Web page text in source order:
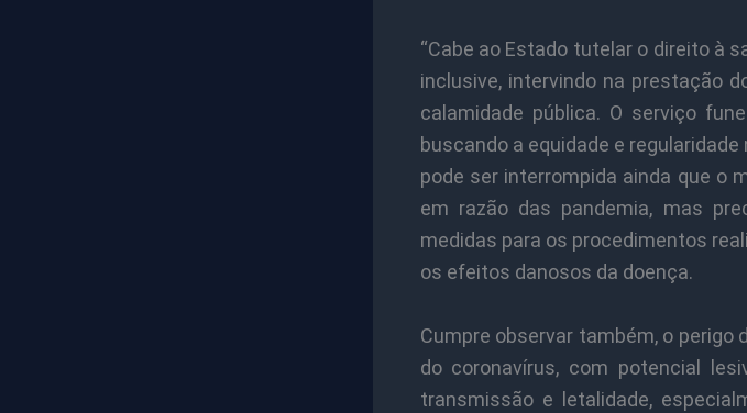
“Cabe ao Estado tutelar o direito à
inclusive, intervindo na prestação
calamidade pública. O serviço
buscando a equidade e
pode ser interrompida ainda que o
em razão das pandemia, mas
medidas para os procedimentos
os efeitos danosos da doença.
Cumpre observar também, o perigo
do coronavírus, com potencial
transmissão e letalidade,